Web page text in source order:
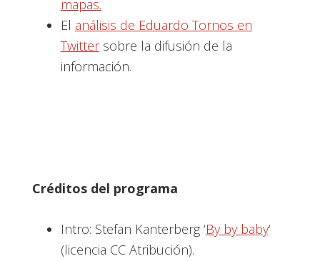
mapas.
El análisis de Eduardo Tornos en
Twittersobre la difusión de la
información.
Créditos del programa
Intro: Stefan Kanterberg ‘By by baby‘
(licencia CC Atribución).